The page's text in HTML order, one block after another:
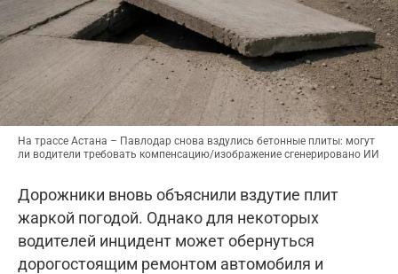
На трассе Астана – Павлодар снова вздулись бетонные плиты: могут
ли водители требовать компенсацию/изображение сгенерировано ИИ
Дорожники вновь объяснили вздутие плит
жаркой погодой. Однако для некоторых
водителей инцидент может обернуться
дорогостоящим ремонтом автомобиля и